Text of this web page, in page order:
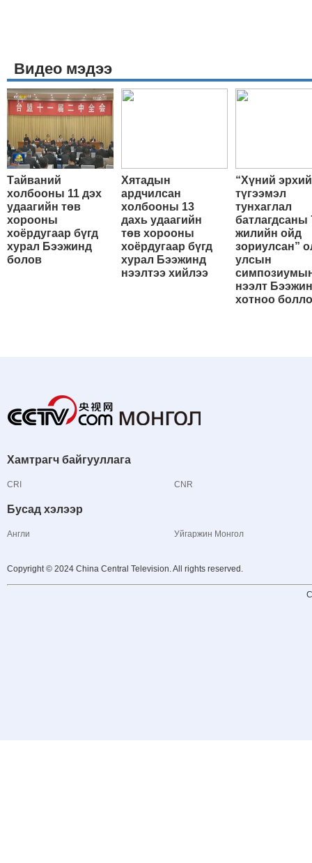
Видео мэдээ
Тайваний
холбооны 11 дэх
удаагийн төв
хорооны
хоёрдугаар бүгд
хурал Бээжинд
болов
Хятадын
ардчилсан
холбооны 13
дахь удаагийн
төв хорооны
хоёрдугаар бүгд
хурал Бээжинд
нээлтээ хийлээ
“Хүний
түгээмэл
тунхаглал
батлагдсаны
жилийн ойд
зориулсан”
улсын
нээлт Бээжин
хотноо
Хамтрагч байгууллага
CRI CNR
Бусад хэлээр
Англи Уйгаржин Монгол
Copyright © 2024 China Central Television. All rights reserved.